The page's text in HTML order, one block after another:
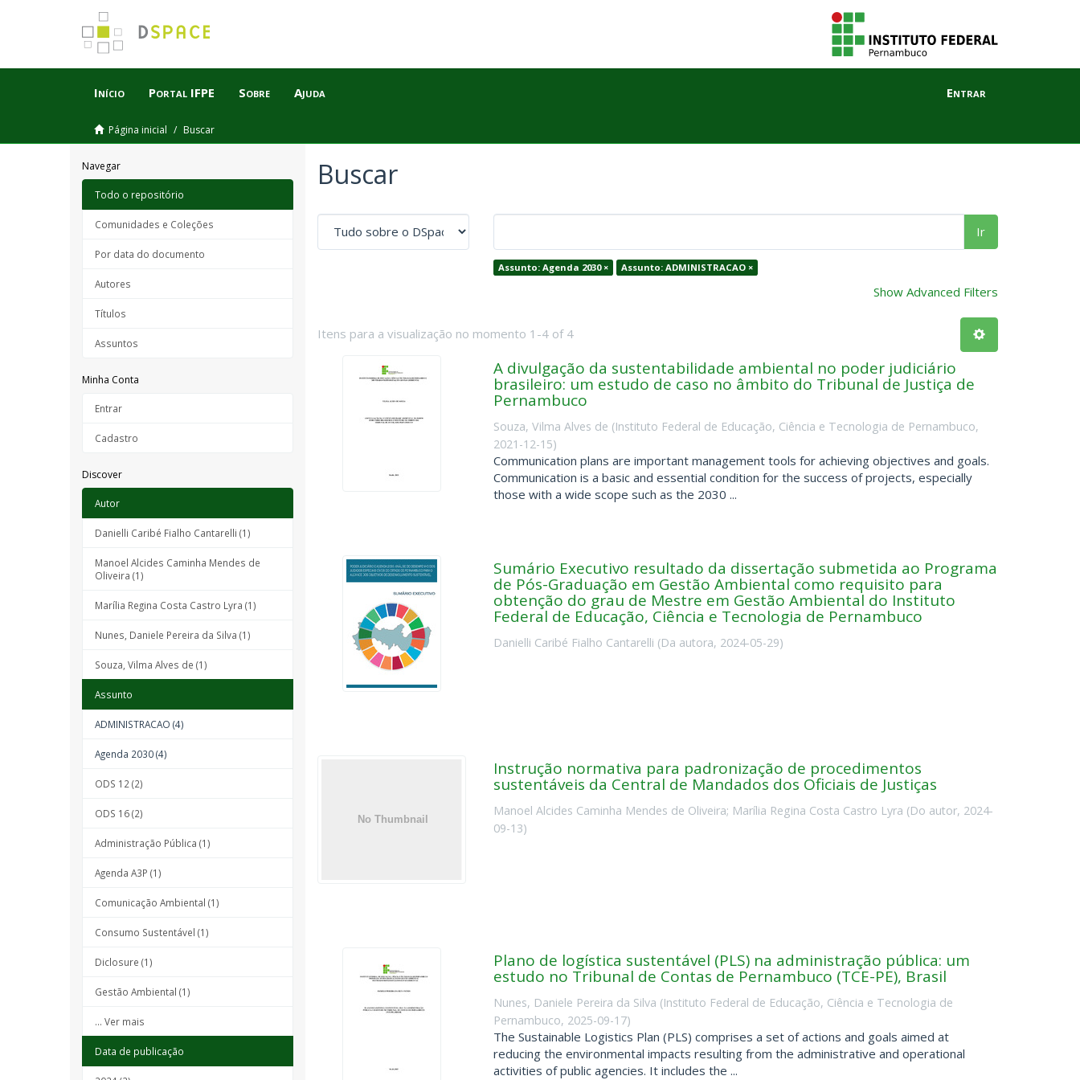
Início Portal IFPE Sobre Ajuda Entrar
Página inicial Buscar
Navegar
Todo o repositório
Comunidades e Coleções
Por data do documento
Autores
Títulos
Assuntos
Minha Conta
Entrar
Cadastro
Discover
Autor
Danielli Caribé Fialho Cantarelli (1)
Manoel Alcides Caminha Mendes de
Oliveira (1)
Marília Regina Costa Castro Lyra (1)
Nunes, Daniele Pereira da Silva (1)
Souza, Vilma Alves de (1)
Assunto
ADMINISTRACAO (4)
Agenda 2030 (4)
ODS 12 (2)
ODS 16 (2)
Administração Pública (1)
Agenda A3P (1)
Comunicação Ambiental (1)
Consumo Sustentável (1)
Diclosure (1)
Gestão Ambiental (1)
... Ver mais
Data de publicação
Buscar
Ir
Assunto: Agenda 2030 × Assunto: ADMINISTRACAO ×
Show Advanced Filters
Itens para a visualização no momento 1-4 of 4
A divulgação da sustentabilidade ambiental no poder judiciário
brasileiro: um estudo de caso no âmbito do Tribunal de Justiça de
Pernambuco
Souza, Vilma Alves de (Instituto Federal de Educação, Ciência e Tecnologia de Pernambuco,
2021-12-15)
Communication plans are important management tools for achieving objectives and goals.
Communication is a basic and essential condition for the success of projects, especially
those with a wide scope such as the 2030 ...
Sumário Executivo resultado da dissertação submetida ao Programa
de Pós-Graduação em Gestão Ambiental como requisito para
obtenção do grau de Mestre em Gestão Ambiental do Instituto
Federal de Educação, Ciência e Tecnologia de Pernambuco
Danielli Caribé Fialho Cantarelli (Da autora, 2024-05-29)
Instrução normativa para padronização de procedimentos
sustentáveis da Central de Mandados dos Oficiais de Justiças
Manoel Alcides Caminha Mendes de Oliveira; Marília Regina Costa Castro Lyra (Do autor, 2024-
09-13)
Plano de logística sustentável (PLS) na administração pública: um
estudo no Tribunal de Contas de Pernambuco (TCE-PE), Brasil
Nunes, Daniele Pereira da Silva (Instituto Federal de Educação, Ciência e Tecnologia de
Pernambuco, 2025-09-17)
The Sustainable Logistics Plan (PLS) comprises a set of actions and goals aimed at
reducing the environmental impacts resulting from the administrative and operational
activities of public agencies. It includes the ...